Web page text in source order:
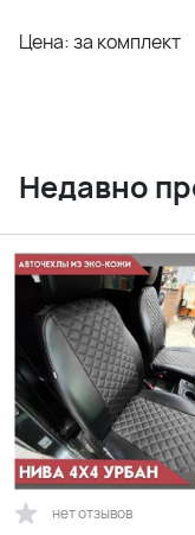
Цена: за комплект
Недавно
нет отзывов